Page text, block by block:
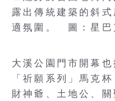
露出傳統建築的斜
適氛圍。 圖：星巴
大溪公園門市開幕
「祈願系列」馬克
財神爺、土地公、